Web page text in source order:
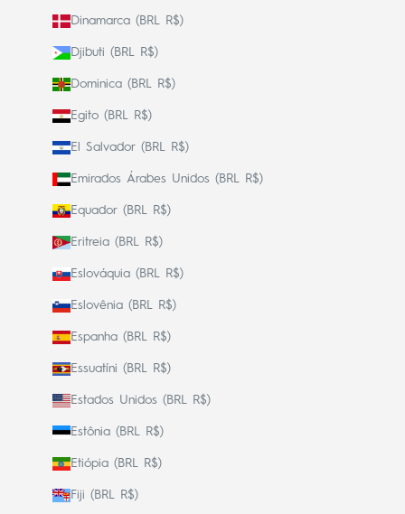
Dinamarca (BRL R$)
Djibuti (BRL R$)
Dominica (BRL R$)
Egito (BRL R$)
El Salvador (BRL R$)
Emirados Árabes Unidos (BRL R$)
Equador (BRL R$)
Eritreia (BRL R$)
Eslováquia (BRL R$)
Eslovênia (BRL R$)
Espanha (BRL R$)
Essuatíni (BRL R$)
Estados Unidos (BRL R$)
Estônia (BRL R$)
Etiópia (BRL R$)
Fiji (BRL R$)